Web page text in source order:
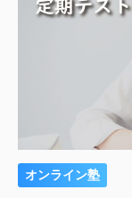
オンライン塾